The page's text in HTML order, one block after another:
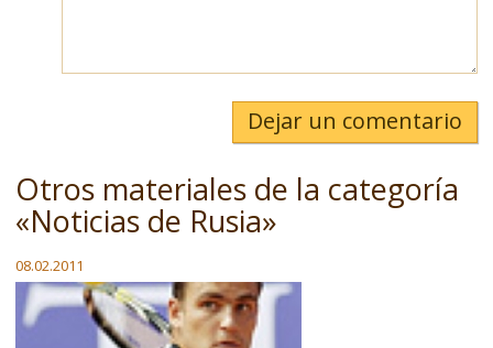
Dejar un comentario
Otros materiales de la categoría
«Noticias de Rusia»
08.02.2011